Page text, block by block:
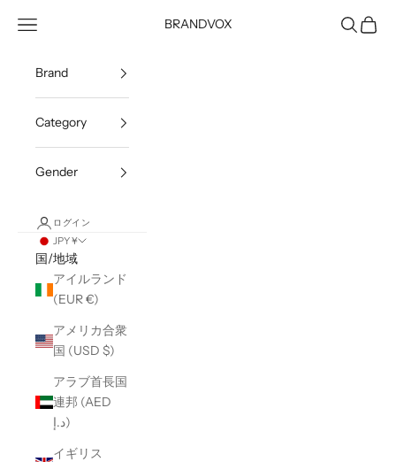
BRANDVOX
メニューを開く 検索を開
カー
Brand
Category
Gender
ログイン
JPY ¥
国/地域
アイルランド
(EUR €)
アメリカ合衆
国 (USD $)
アラブ首長国
連邦 (AED
د.إ)
イギリス